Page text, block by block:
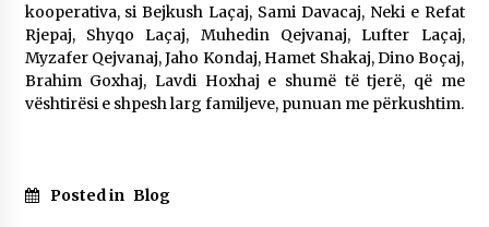
kooperativa, si Bejkush Laçaj, Sami Davacaj, Neki e Refat
Rjepaj, Shyqo Laçaj, Muhedin Qejvanaj, Lufter Laçaj,
Myzafer Qejvanaj, Jaho Kondaj, Hamet Shakaj, Dino Boçaj,
Brahim Goxhaj, Lavdi Hoxhaj e shumë të tjerë, që me
vështirësi e shpesh larg familjeve, punuan me përkushtim.
Posted in Blog